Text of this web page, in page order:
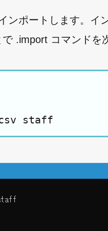
ンポートします。
.import コマンドを